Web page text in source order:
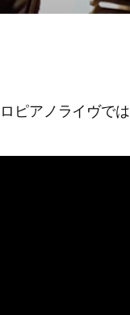
アノライヴで